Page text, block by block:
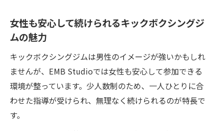
女性も安心して続けられるキックボクシングジ
ムの魅力
キックボクシングジムは男性のイメージが強いかもしれ
ませんが、EMB Studioでは女性も安心して参加できる
環境が整っています。少人数制のため、一人ひとりに合
わせた指導が受けられ、無理なく続けられるのが特長で
す。